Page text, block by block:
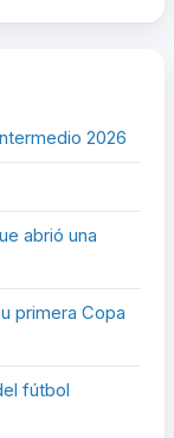
2026
abrió una
primera Copa
fútbol